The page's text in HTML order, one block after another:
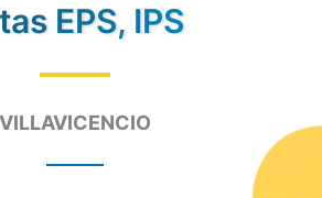
EPS, IPS
VILLAVICENCIO